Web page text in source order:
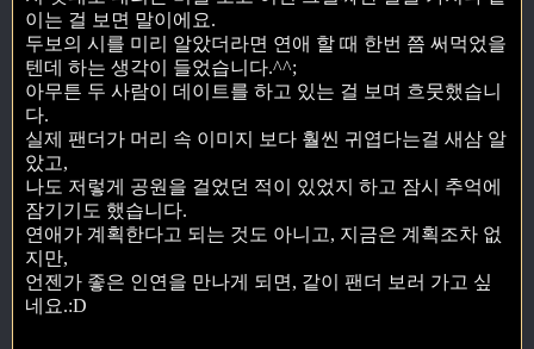
이는 걸 보면 말이에요.
두보의 시를 미리 알았더라면 연애 할 때 한번 쯤 써먹었을
텐데 하는 생각이 들었습니다.^^;
아무튼 두 사람이 데이트를 하고 있는 걸 보며 흐뭇했습니
다.
실제 팬더가 머리 속 이미지 보다 훨씬 귀엽다는걸 새삼 알
았고,
나도 저렇게 공원을 걸었던 적이 있었지 하고 잠시 추억에
잠기기도 했습니다.
연애가 계획한다고 되는 것도 아니고, 지금은 계획조차 없
지만,
언젠가 좋은 인연을 만나게 되면, 같이 팬더 보러 가고 싶
네요.:D